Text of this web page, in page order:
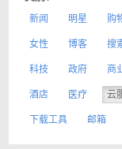
新闻
明星 购
女性
博客 搜
科技
政府 商
酒店
医疗 云
下载工具
邮箱